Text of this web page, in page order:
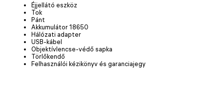
Éjjellátó eszköz
Tok
Pánt
Akkumulátor 18650
Hálózati adapter
USB-kábel
Objektívlencse-védő sapka
Törlőkendő
Felhasználói kézikönyv és garanciajegy